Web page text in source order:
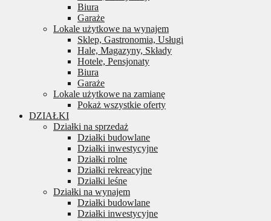
Biura
Garaże
Lokale użytkowe na wynajem
Sklep, Gastronomia, Usługi
Hale, Magazyny, Składy
Hotele, Pensjonaty
Biura
Garaże
Lokale użytkowe na zamianę
Pokaż wszystkie oferty
DZIAŁKI
Działki na sprzedaż
Działki budowlane
Działki inwestycyjne
Działki rolne
Działki rekreacyjne
Działki leśne
Działki na wynajem
Działki budowlane
Działki inwestycyjne